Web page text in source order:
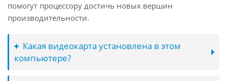
помогут процессору достичь новых вершин
производительности.
Какая видеокарта установлена в этом
компьютере?